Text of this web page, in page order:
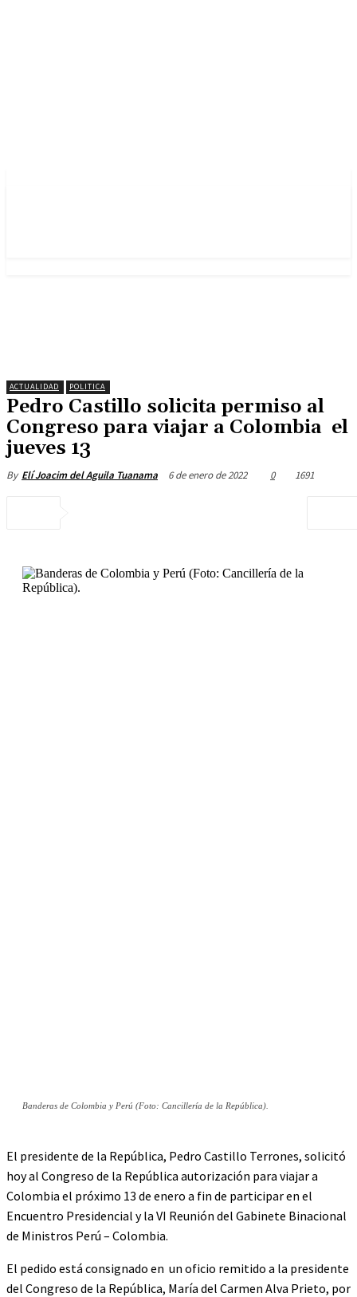
ACTUALIDAD POLITICA
Pedro Castillo solicita permiso al
Congreso para viajar a Colombia el
jueves 13
By Elí Joacim del Aguila Tuanama 6 de enero de 2022 0 1691
Banderas de Colombia y Perú (Foto: Cancillería de la República).
El presidente de la República, Pedro Castillo Terrones, solicitó
hoy al Congreso de la República autorización para viajar a
Colombia el próximo 13 de enero a fin de participar en el
Encuentro Presidencial y la VI Reunión del Gabinete Binacional
de Ministros Perú – Colombia.
El pedido está consignado en un oficio remitido a la presidente
del Congreso de la República, María del Carmen Alva Prieto, por